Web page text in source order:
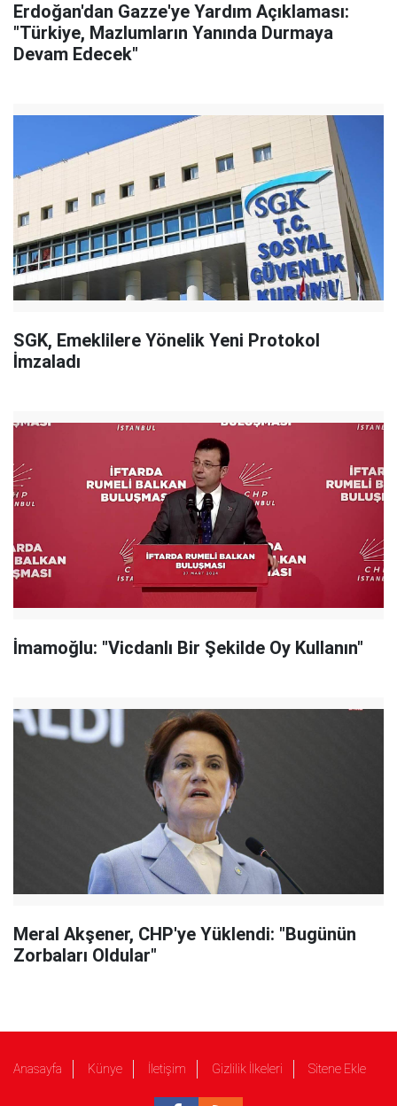
Erdoğan'dan Gazze'ye Yardım Açıklaması:
"Türkiye, Mazlumların Yanında Durmaya
Devam Edecek"
SGK, Emeklilere Yönelik Yeni Protokol
İmzaladı
İmamoğlu: "Vicdanlı Bir Şekilde Oy Kullanın"
Meral Akşener, CHP'ye Yüklendi: "Bugünün
Zorbaları Oldular"
Anasayfa Künye İletişim Gizlilik İlkeleri Sitene Ekle